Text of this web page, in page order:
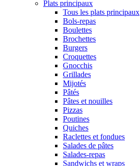
Plats principaux
Tous les plats principaux
Bols-repas
Boulettes
Brochettes
Burgers
Croquettes
Gnocchis
Grillades
Mijotés
Pâtés
Pâtes et nouilles
Pizzas
Poutines
Quiches
Raclettes et fondues
Salades de pâtes
Salades-repas
Sandwichs et wraps